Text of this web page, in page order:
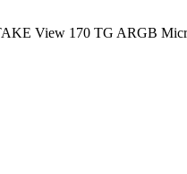
View 170 TG ARGB